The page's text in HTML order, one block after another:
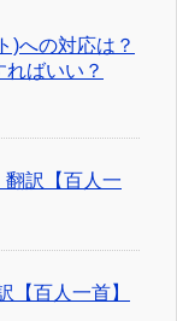
)への対応は？
ばいい？
訳【百人一
【百人一首】